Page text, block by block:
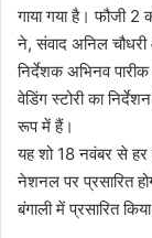
गाया गया है। फौजी 2
ने, संवाद अनिल
निर्देशक अभिनव
वेडिंग स्टोरी का
रूप में हैं।
यह शो 18 नवंबर से हर
नेशनल पर प्रसारित
बंगाली में प्रसारित